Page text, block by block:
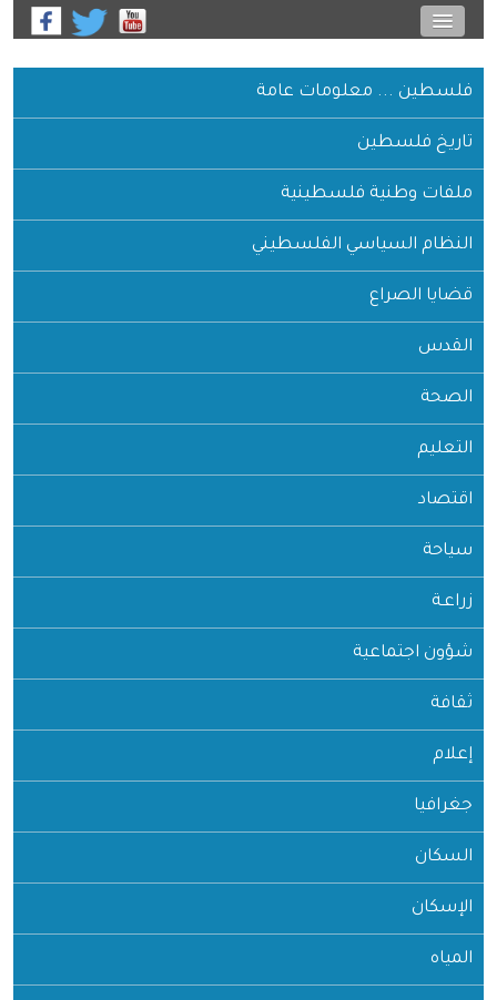
فلسطين ... معلومات عامة
تاريخ فلسطين
ملفات وطنية فلسطينية
النظام السياسي الفلسطيني
قضايا الصراع
القدس
الصحة
التعليم
اقتصاد
سياحة
زراعـة
شؤون اجتماعية
ثقافة
إعلام
جغرافيا
السكان
الإسكان
المياه